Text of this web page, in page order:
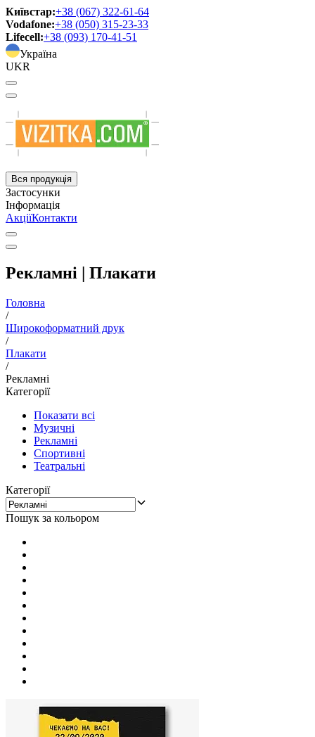
Київстар:+38 (067) 322-61-64
Vodafone:+38 (050) 315-23-33
Lifecell:+38 (093) 170-41-51
Україна
UKR
Вся продукція
Застосунки
Інформація
АкціїКонтакти
Рекламні | Плакати
Головна
/
Широкоформатний друк
/
Плакати
/
Рекламні
Категорії
Показати всі
Музичні
Рекламні
Спортивні
Театральні
Категорії
Пошук за кольором